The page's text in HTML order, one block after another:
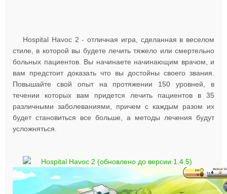
Hospital Havoc 2 - отличная игра, сделанная в веселом
стиле, в которой вы будете лечить тяжело или смертельно
больных пациентов. Вы начинаете начинающим врачом, и
вам предстоит доказать что вы достойны своего звания.
Повышайте свой опыт на протяжении 150 уровней, в
течении которых вам придется лечить пациентов в 35
различными заболеваниями, причем с каждым разом их
будет становиться все больше, а методы лечения будут
усложняться.